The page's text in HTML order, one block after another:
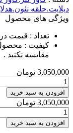
دیلایت.حلقه
ویژگی های محصول
تعداد : قیمت
کیفیت :
مقایسه نکنید ‌.
3,050,000 تومان
افزودن به سبد خرید
3,050,000 تومان
افزودن به سبد خرید